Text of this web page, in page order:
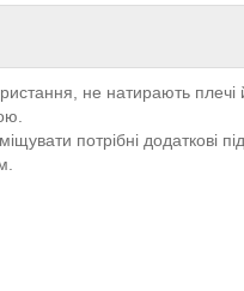
не натирають
потрібні додаткові